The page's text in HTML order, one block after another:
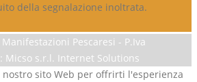
della segnalazione inoltrata.
Pescaresi - P.Iva
Micso s.r.l. Internet Solutions
nostro sito Web per offrirti l'esperienza